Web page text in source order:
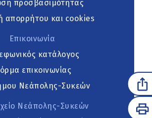
προσβασιμότητας
απορρήτου και cookies
Επικοινωνία
κατάλογος
επικοινωνίας
Νεάπολης-Συκεών
Νεάπολης-Συκεών